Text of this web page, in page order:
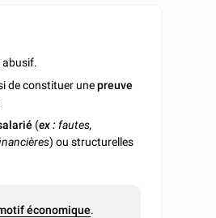
abusif.
de constituer unepreuve
(ex : fautes,
) ou structurelles
économique.